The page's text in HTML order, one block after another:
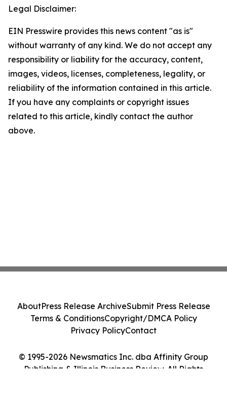
Legal Disclaimer:
EIN Presswire provides this news content "as is"
without warranty of any kind. We do not accept any
responsibility or liability for the accuracy, content,
images, videos, licenses, completeness, legality, or
reliability of the information contained in this article.
If you have any complaints or copyright issues
related to this article, kindly contact the author
above.
© 1995-2026 Newsmatics Inc. dba Affinity Group
Publishing & Illinois Business Review. All Rights
AboutPress Release ArchiveSubmit Press Release
Terms & ConditionsCopyright/DMCA Policy
Privacy PolicyContact